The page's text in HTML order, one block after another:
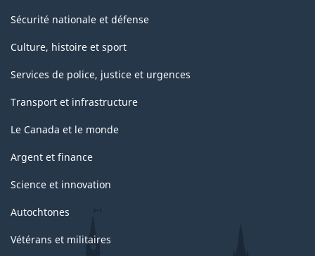
Sécurité nationale et défense
Culture, histoire et sport
Services de police, justice et urgences
Transport et infrastructure
Le Canada et le monde
Argent et finance
Science et innovation
Autochtones
Vétérans et militaires